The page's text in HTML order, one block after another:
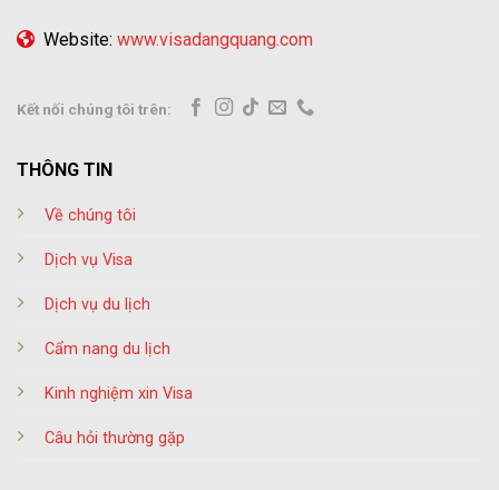
Website: www.visadangquang.com
Kết nối chúng tôi trên:
THÔNG TIN
Về chúng tôi
Dịch vụ Visa
Dịch vụ du lịch
Cẩm nang du lịch
Kinh nghiệm xin Visa
Câu hỏi thường gặp